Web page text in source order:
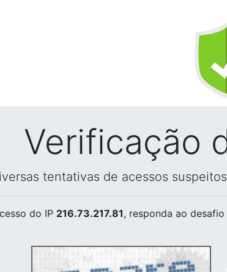
Verificação
tentativas de acessos
do IP 216.73.217.81, responda ao desafio